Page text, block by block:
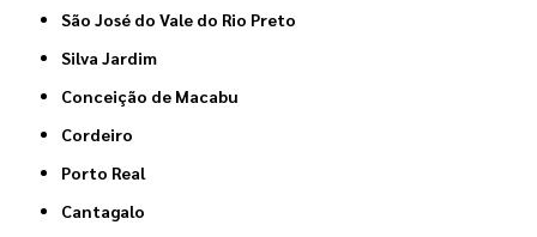
São José do Vale do Rio Preto
Silva Jardim
Conceição de Macabu
Cordeiro
Porto Real
Cantagalo